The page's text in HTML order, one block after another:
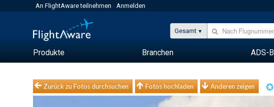
An FlightAware teilnehmen Anmelden
Gesamt
Produkte Branchen ADS-B
Zurück zu Fotos durchsuchen Fotos hochladen Anderen zeigen